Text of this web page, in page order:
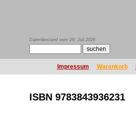
Datenbestand vom 29. Juli 2026
Impressum Warenkorb
ISBN 9783843936231